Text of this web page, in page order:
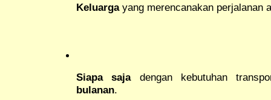
Keluargayang merencanakan perjalanan
Siapa sajadengan kebutuhan
bulanan.